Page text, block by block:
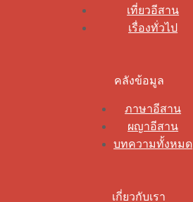
เที่ยวอีสาน
เรื่องทั่วไป
คลังข้อมูล
ภาษาอีสาน
ผญาอีสาน
บทความทั้งหมด
เกี่ยวกับเรา